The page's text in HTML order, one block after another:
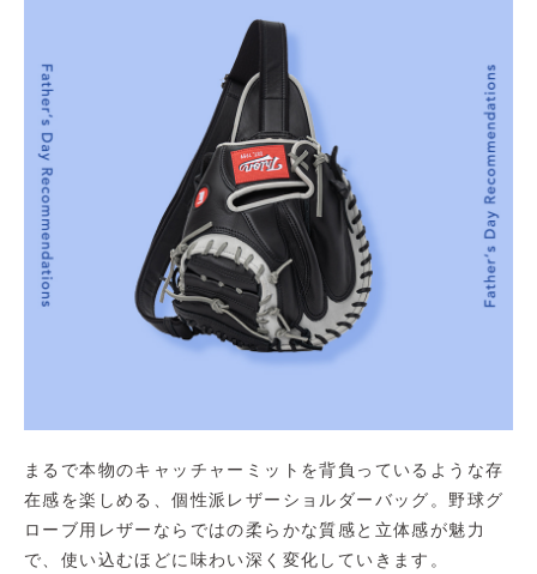
まるで本物のキャッチャーミットを背負っているような存
在感を楽しめる、個性派レザーショルダーバッグ。野球グ
ローブ用レザーならではの柔らかな質感と立体感が魅力
で、使い込むほどに味わい深く変化していきます。